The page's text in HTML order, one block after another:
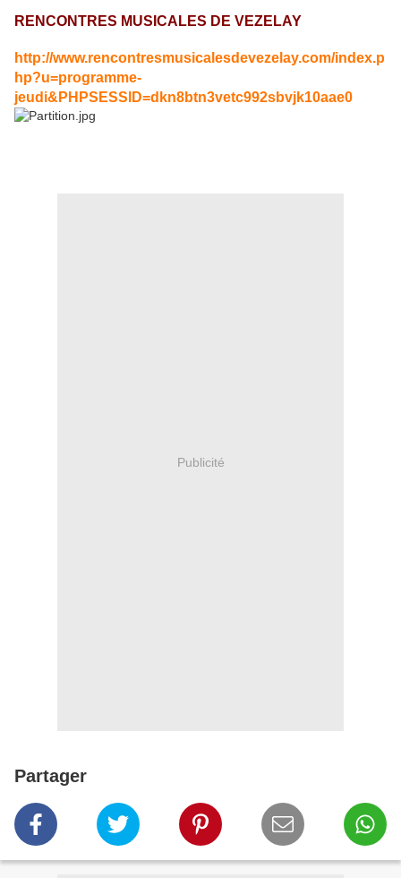
RENCONTRES MUSICALES DE VEZELAY
http://www.rencontresmusicalesdevezelay.com/index.p
hp?u=programme-
jeudi&PHPSESSID=dkn8btn3vetc992sbvjk10aae0
Publicité
Partager